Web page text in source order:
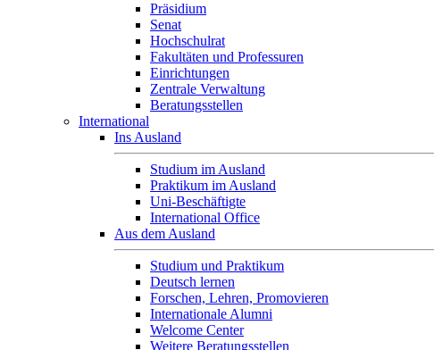
Präsidium
Senat
Hochschulrat
Fakultäten und Professuren
Einrichtungen
Zentrale Verwaltung
Beratungsstellen
International
Ins Ausland
Studium im Ausland
Praktikum im Ausland
Uni-Beschäftigte
International Office
Aus dem Ausland
Studium und Praktikum
Deutsch lernen
Forschen, Lehren, Promovieren
Internationale Alumni
Welcome Center
Weitere Beratungsstellen